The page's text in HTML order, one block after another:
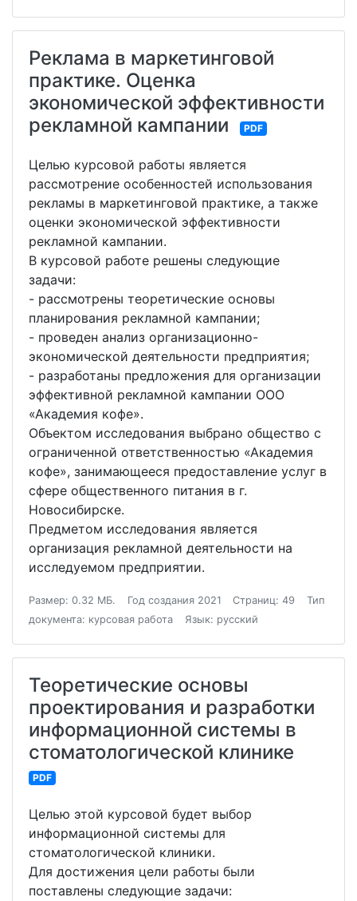
Реклама в маркетинговой
практике. Оценка
экономической эффективности
рекламной кампании
PDF
Целью курсовой работы является
рассмотрение особенностей использования
рекламы в маркетинговой практике, а также
оценки экономической эффективности
рекламной кампании.
В курсовой работе решены следующие
задачи:
- рассмотрены теоретические основы
планирования рекламной кампании;
- проведен анализ организационно-
экономической деятельности предприятия;
- разработаны предложения для организации
эффективной рекламной кампании ООО
«Академия кофе».
Объектом исследования выбрано общество с
ограниченной ответственностью «Академия
кофе», занимающееся предоставление услуг в
сфере общественного питания в г.
Новосибирске.
Предметом исследования является
организация рекламной деятельности на
исследуемом предприятии.
Размер: 0.32 МБ. Год создания 2021 Страниц: 49
Тип
документа: курсовая работа
Язык: русский
Теоретические основы
проектирования и разработки
информационной системы в
стоматологической клинике
PDF
Целью этой курсовой будет выбор
информационной системы для
стоматологической клиники.
Для достижения цели работы были
поставлены следующие задачи: